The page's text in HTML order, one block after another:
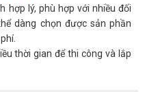
hợp lý, phù hợp với nhiều đối
dàng chọn được sản phần
thời gian để thi công và lắp